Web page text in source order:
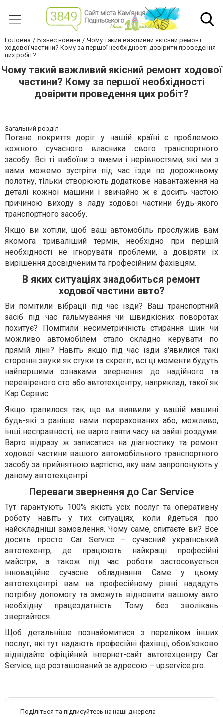
Головна Бізнес новини
Чому такий важливий якісний ремонт
ходової частини? Кому за першої необхідності довірити проведення
цих робіт?
Чому такий важливий якісний ремонт ходової
частини? Кому за першої необхідності
довірити проведення цих робіт?
Загальний розділ
Погане покриття доріг у нашій країні є проблемою
кожного сучасного власника свого транспортного
засобу. Всі ті вибоїни з ямами і нерівностями, які ми з
вами можемо зустріти під час їзди по дорожньому
полотну, тільки створюють додаткове навантаження на
деталі кожної машини і звичайно ж є досить частою
причиною виходу з ладу ходової частини будь-якого
транспортного засобу.
Якщо ви хотіли, щоб ваш автомобіль прослужив вам
якомога триваліший термін, необхідно при першій
необхідності не ігнорувати проблеми, а довіряти їх
вирішення досвідченим та професійним фахівцям.
В яких ситуаціях знадобиться ремонт
ходової частини авто?
Ви помітили вібрації під час їзди? Ваш транспортний
засіб під час гальмування чи швидкісних поворотах
похитує? Помітили несиметричність стирання шин чи
можливо автомобілем стало складно керувати по
прямій лінії? Навіть якщо під час їзди з'явилися такі
сторонні звуки як стуки та скрегіт, всі ці моменти будуть
найпершими ознаками звернення до надійного та
перевіреного сто або автотехцентру, наприклад, такої як
Кар Сервис.
Якщо трапилося так, що ви виявили у вашій машині
будь-які з раніше нами перерахованих або, можливо,
інші несправності, не варто гаяти часу на зайві роздуми.
Варто відразу ж записатися на діагностику та ремонт
ходової частини вашого автомобільного транспортного
засобу за прийнятною вартістю, яку вам запропонують у
даному автотехцентрі.
Переваги звернення до Car Service
Тут гарантують 100% якість усіх послуг та оперативну
роботу навіть у тих ситуаціях, коли йдеться про
найскладніші замовлення. Чому саме, спитаєте ви? Все
досить просто: Car Service – сучасний український
автотехентр, де працюють найкращі професійні
майстри, а також під час роботи застосовується
інноваційне сучасне обладнання. Саме у цьому
автотехцентрі вам на професійному рівні нададуть
потрібну допомогу та зможуть відновити вашому авто
необхідну працездатність. Тому без зволікань
звертайтеся.
Щоб детальніше познайомитися з переліком інших
послуг, які тут надають професійні фахівці, обов'язково
відвідайте офіційний інтернет-сайт автотехцентру Car
Service, що розташований за адресою – upservice.pro.
Поділіться та підписуйтесь на наші джерела